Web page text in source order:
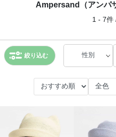
Ampersand（アンパ
1 - 7件
絞り込む 性別